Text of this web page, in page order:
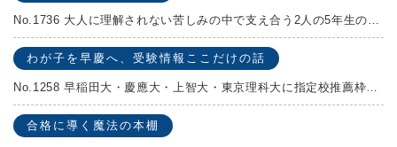
No.1736 大人に理解されない苦しみの中で支え合う2人の5年生の成長物語！『夏の迷子』村上しいこ
わが子を早慶へ、受験情報ここだけの話
No.1258 早稲田大・慶應大・上智大・東京理科大に指定校推薦枠がある学校
合格に導く魔法の本棚